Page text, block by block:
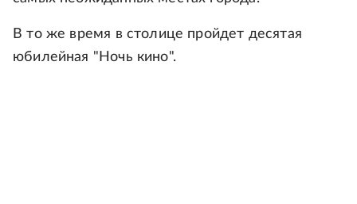
В то же время в столице пройдет десятая
юбилейная "Ночь кино".